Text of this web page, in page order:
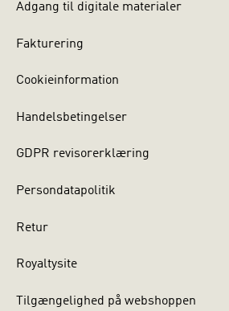
Adgang til digitale materialer
Fakturering
Cookieinformation
Handelsbetingelser
GDPR revisorerklæring
Persondatapolitik
Retur
Royaltysite
Tilgængelighed på webshoppen